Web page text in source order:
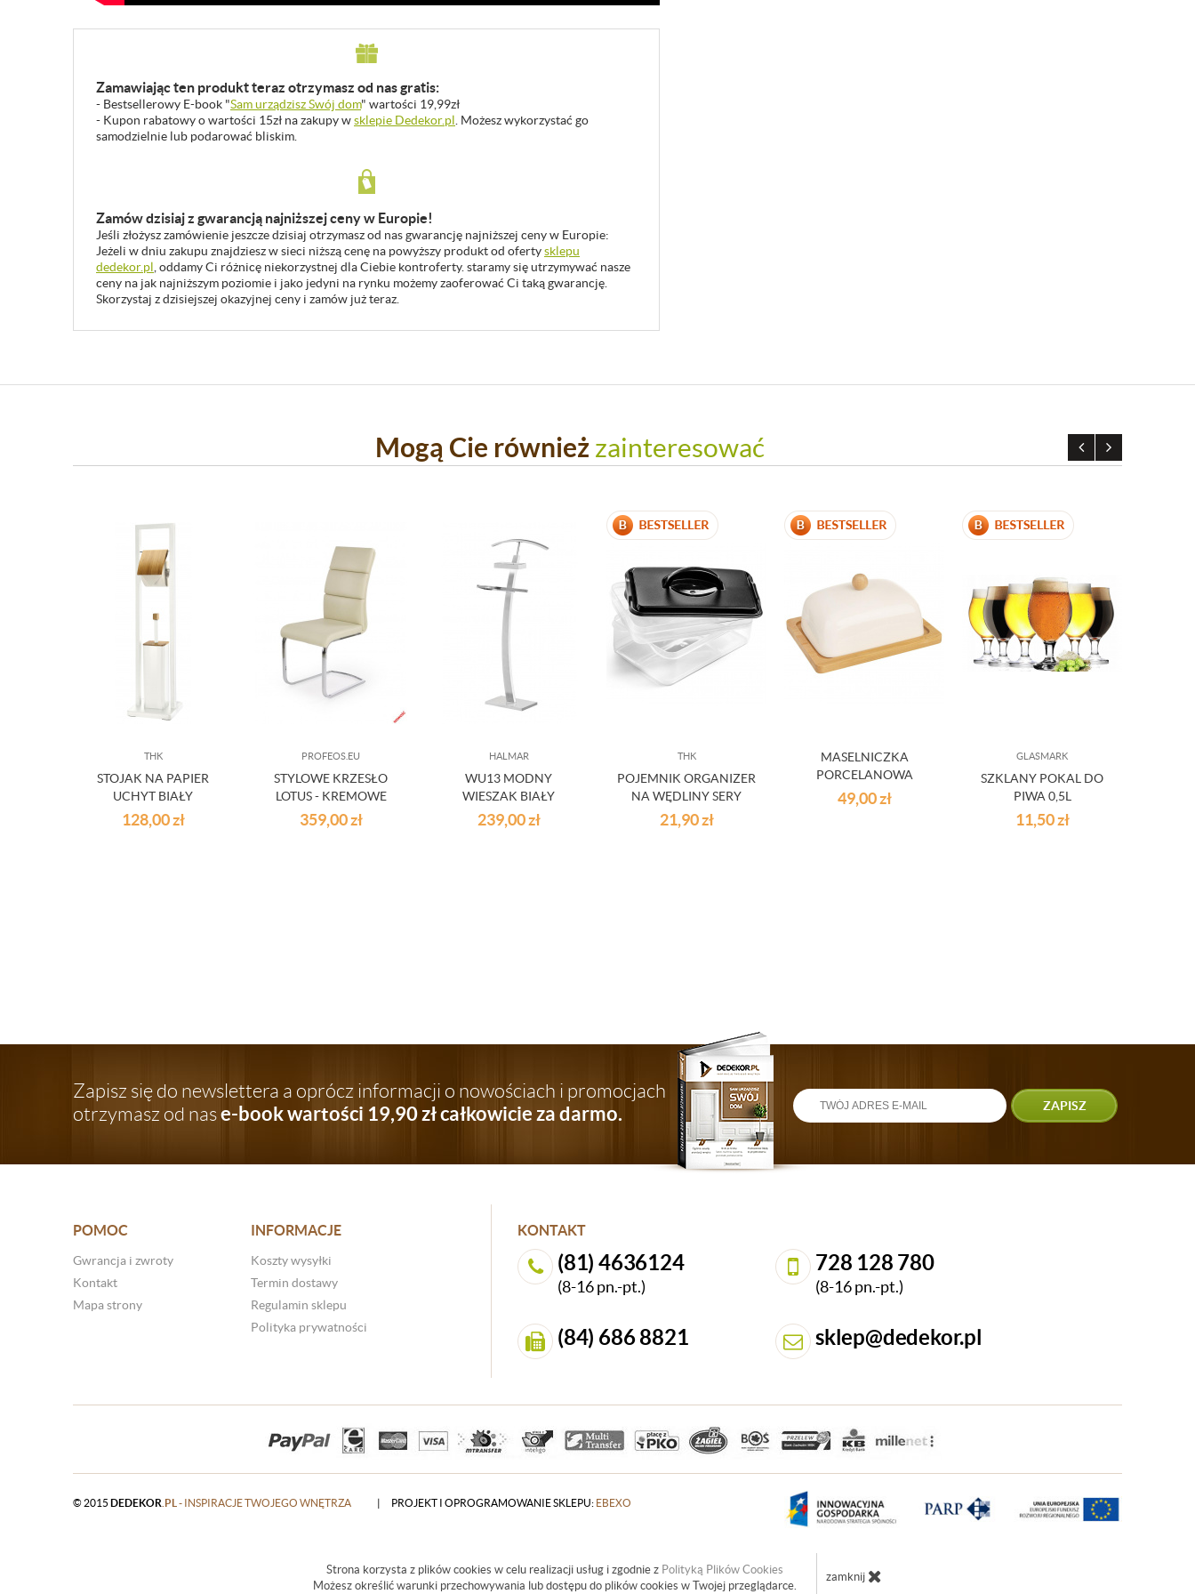
Zamawiając ten produkt teraz otrzymasz od nas gratis:
- Bestsellerowy E-book "Sam urządzisz Swój dom" wartości 19,99zł
- Kupon rabatowy o wartości 15zł na zakupy wsklepie Dedekor.pl . Możesz wykorzystać go
samodzielnie lub podarować bliskim.
Zamów dzisiaj z gwarancją najniższej ceny w Europie!
Jeśli złożysz zamówienie jeszcze dzisiaj otrzymasz od nas gwarancję najniższej ceny w Europie:
Jeżeli w dniu zakupu znajdziesz w sieci niższą cenę na powyższy produkt od ofertysklepu
dedekor.pl , oddamy Ci różnicę niekorzystnej dla Ciebie kontroferty. staramy się utrzymywać nasze
ceny na jak najniższym poziomie i jako jedyni na rynku możemy zaoferować Ci taką gwarancję.
Skorzystaj z dzisiejszej okazyjnej ceny i zamów już teraz.
Mogą Cie również zainteresować
THK
STOJAK NA PAPIER
UCHYT BIAŁY
128,00zł
PROFEOS.EU
STYLOWE KRZESŁO
LOTUS - KREMOWE
359,00zł
HALMAR
WU13 MODNY
WIESZAK BIAŁY
239,00zł
THK
POJEMNIK ORGANIZER
NA WĘDLINY SERY
WARZYWA 2-
POZIOMOWY DO
21,90zł
MASELNICZKA
PORCELANOWA
BAMBUSOWA BIAŁA Z
POKRYWKĄ
49,00zł
GLASMARK
SZKLANY POKAL DO
PIWA 0,5L
11,50zł
Zapisz się do newslettera a oprócz informacji o nowościach i promocjach
otrzymasz od nase-book wartości 19,90 zł całkowicie za darmo. ZAPISZ
POMOC
Gwrancja i zwroty
Kontakt
Mapa strony
INFORMACJE
Koszty wysyłki
Termin dostawy
Regulamin sklepu
Polityka prywatności
KONTAKT
(81) 4636124
(8-16 pn.-pt.)
728 128 780
(8-16 pn.-pt.)
(84) 686 8821 sklep@dedekor.pl
© 2015 DEDEKOR .PL - INSPIRACJE TWOJEGO WNĘTRZA | PROJEKT I OPROGRAMOWANIE SKLEPU: EBEXO
Strona korzysta z plików cookies w celu realizacji usług i zgodnie z Polityką Plików Cookies
Możesz określić warunki przechowywania lub dostępu do plików cookies w Twojej przeglądarce.
zamknij